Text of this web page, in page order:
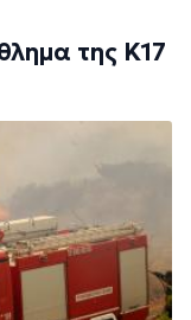
της Κ17